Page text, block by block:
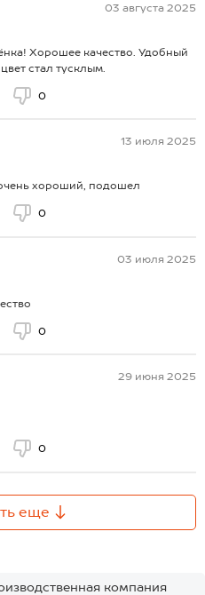
03 августа 2025
Хорошее качество. Удобный
стал тусклым.
0
13 июля 2025
хороший, подошел
0
03 июля 2025
0
29 июня 2025
0
еще
компания